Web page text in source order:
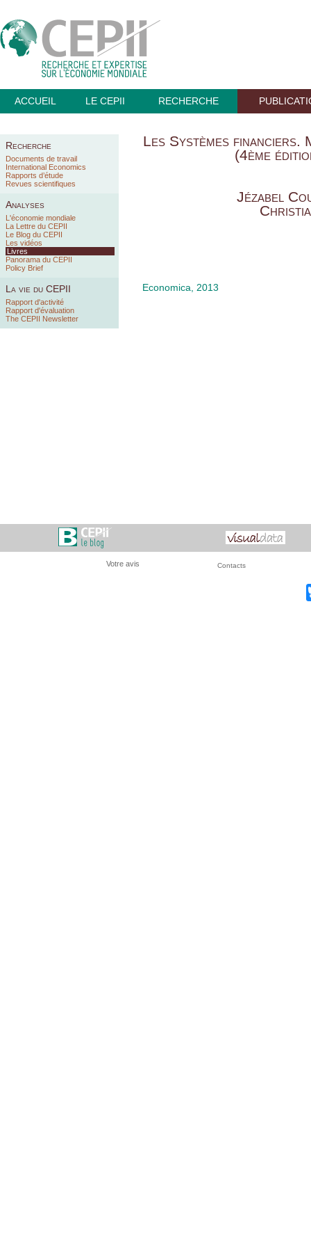
ACCUEIL LE CEPII RECHERCHE
Recherche
Documents de travail
International Economics
Rapports d’étude
Revues scientifiques
Analyses
L'économie mondiale
La Lettre du CEPII
Le Blog du CEPII
Les vidéos
Livres
Panorama du CEPII
Policy Brief
La vie du CEPII
Rapport d'activité
Rapport d'évaluation
The CEPII Newsletter
Les Systèmes
(4ème
Jézabel
Economica, 2013
Votre avis Contacts